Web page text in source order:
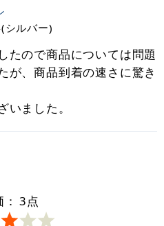
シルバー)
たので商品については問題
が、商品到着の速さに驚き
ました。
3点